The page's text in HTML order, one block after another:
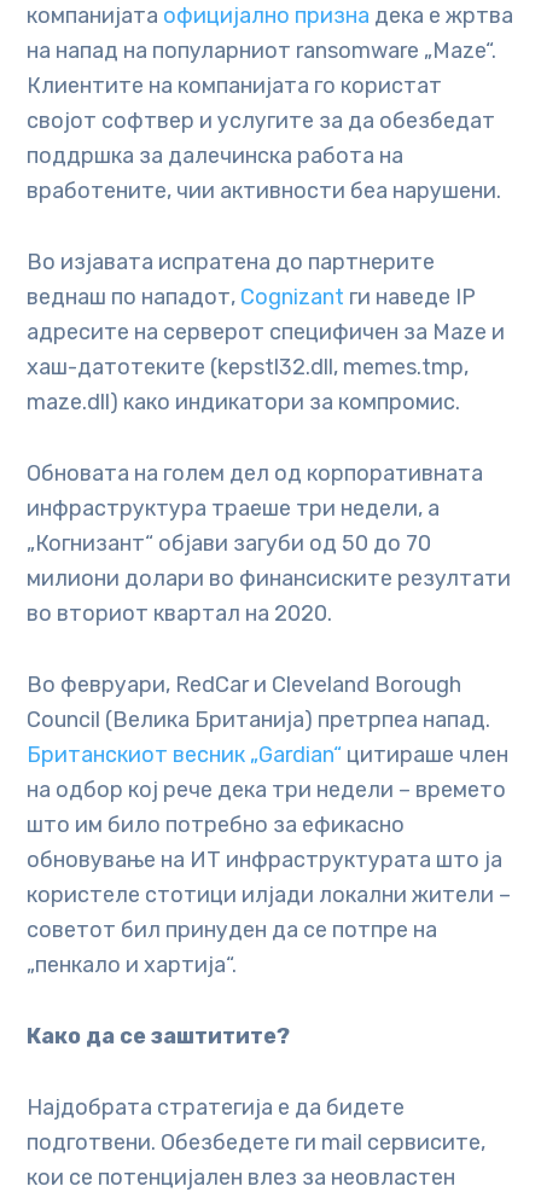
компанијата официјално призна дека е жртва
на напад на популарниот ransomware „Maze“.
Клиентите на компанијата го користат
својот софтвер и услугите за да обезбедат
поддршка за далечинска работа на
вработените, чии активности беа нарушени.
Во изјавата испратена до партнерите
веднаш по нападот, Cognizant ги наведе IP
адресите на серверот специфичен за Maze и
хаш-датотеките (kepstl32.dll, memes.tmp,
maze.dll) како индикатори за компромис.
Обновата на голем дел од корпоративната
инфраструктура траеше три недели, а
„Когнизант“ објави загуби од 50 до 70
милиони долари во финансиските резултати
во вториот квартал на 2020.
Во февруари, RedCar и Cleveland Borough
Council (Велика Британија) претрпеа напад.
Британскиот весник „Gardian“ цитираше член
на одбор кој рече дека три недели – времето
што им било потребно за ефикасно
обновување на ИТ инфраструктурата што ја
користеле стотици илјади локални жители –
советот бил принуден да се потпре на
„пенкало и хартија“.
Како да се заштитите?
Најдобрата стратегија е да бидете
подготвени. Обезбедете ги mail сервисите,
кои се потенцијален влез за неовластен